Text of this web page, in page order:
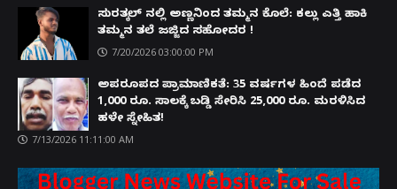
ಸುರತ್ಕಲ್ ನಲ್ಲಿ ಅಣ್ಣನಿಂದ ತಮ್ಮನ ಕೊಲೆ: ಕಲ್ಲು ಎತ್ತಿ ಹಾಕಿ
ತಮ್ಮನ ತಲೆ ಜಜ್ಜಿದ ಸಹೋದರ !
7/20/2026 03:00:00 PM
ಅಪರೂಪದ ಪ್ರಾಮಾಣಿಕತೆ: 35 ವರ್ಷಗಳ ಹಿಂದೆ ಪಡೆದ
1,000 ರೂ. ಸಾಲಕ್ಕೆ ಬಡ್ಡಿ ಸೇರಿಸಿ 25,000 ರೂ. ಮರಳಿಸಿದ
ಹಳೇ ಸ್ನೇಹಿತ!
7/13/2026 11:11:00 AM